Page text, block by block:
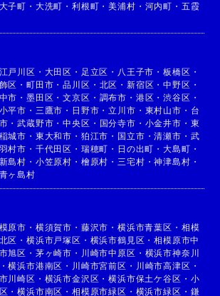
大子町 ・ 大洗町 ・利根町 ・美浦村 ・ 河内町 ・ 五霞
江戸川区 ・ 大田区 ・ 足立区 ・ 八王子市 ・板橋区 ・
区 ・町田市 ・品川区 ・ 北区 ・ 新宿区 ・中野区 ・
市 ・墨田区 ・文京区 ・ 調布市 ・ 港区 ・渋谷区 ・
小平市 ・ 三鷹市 ・ 日野市 ・立川市 ・ 東村山市 ・ 台
・武蔵野市 ・中央区 ・ 国分寺市 ・ 小金井市 ・ 東
稲城市 ・ 東大和市 ・ 狛江市 ・ 国立市 ・清瀬市 ・ 武
羽村市 ・ 千代田区 ・ 瑞穂町 ・ 日の出町 ・大島町 ・
新島村 ・ 小笠原村 ・ 檜原村 ・ 三宅村 ・神津島村 ・
青ヶ島村
原市 ・ 横須賀市 ・ 藤沢市 ・横浜市青葉区 ・ 相模
区 ・横浜市戸塚区 ・ 横浜市鶴見区 ・相模原市中
旭区 ・ 茅ヶ崎市 ・ 川崎市中原区 ・ 横浜市神奈川
・横浜市港南区 ・ 川崎市宮前区 ・ 川崎市高津区 ・
川崎区 ・ 横浜市金沢区 ・横浜市保土ケ谷区 ・ 小
・横浜市南区 ・相模原市緑区 ・ 横浜市緑区 ・ 鎌